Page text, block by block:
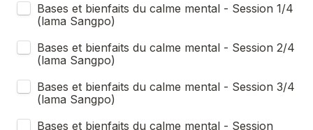
Bases et bienfaits du calme mental - Session 1/4
(lama Sangpo)
Bases et bienfaits du calme mental - Session 2/4
(lama Sangpo)
Bases et bienfaits du calme mental - Session 3/4
(lama Sangpo)
Bases et bienfaits du calme mental - Session